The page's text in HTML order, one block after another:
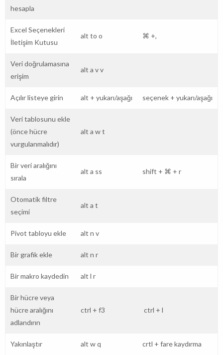
hesapla
Excel Seçenekleri
İletişim Kutusu
alt to o ⌘ +,
Veri doğrulamasına
erişim
alt a vv
Açılır listeye girin alt + yukarı/aşağı seçenek + yukarı/aşağı
Veri tablosunu ekle
(önce hücre
vurgulanmalıdır)
alt a wt
Bir veri aralığını
sırala
alt a ss shift + ⌘ + r
Otomatik filtre
seçimi
alt a t
Pivot tabloyu ekle alt n v
Bir grafik ekle alt n r
Bir makro kaydedin alt l r
Bir hücre veya
hücre aralığını
adlandırın
ctrl + f3 ctrl + l
Yakınlaştır alt wq crtl + fare kaydırma